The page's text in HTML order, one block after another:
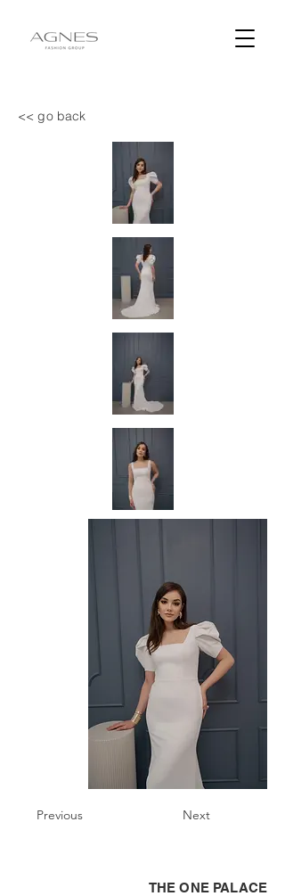
<< go back
Previous Next
THE ONE PALACE